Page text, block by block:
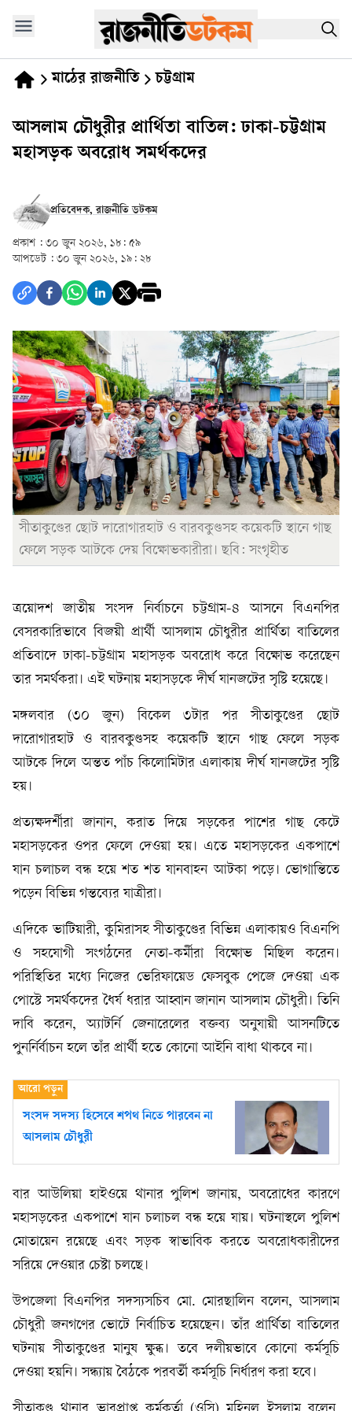
মাঠের রাজনীতি চট্টগ্রাম
আসলাম চৌধুরীর প্রার্থিতা বাতিল: ঢাকা-চট্টগ্রাম
মহাসড়ক অবরোধ সমর্থকদের
প্রতিবেদক, রাজনীতি ডটকম
প্রকাশ : ৩০ জুন ২০২৬, ১৮: ৫৯
আপডেট : ৩০ জুন ২০২৬, ১৯: ২৮
সীতাকুণ্ডের ছোট দারোগারহাট ও বারবকুণ্ডসহ কয়েকটি স্থানে গাছ
ফেলে সড়ক আটকে দেয় বিক্ষোভকারীরা। ছবি: সংগৃহীত
ত্রয়োদশ জাতীয় সংসদ নির্বাচনে চট্টগ্রাম-৪ আসনে বিএনপির
বেসরকারিভাবে বিজয়ী প্রার্থী আসলাম চৌধুরীর প্রার্থিতা বাতিলের
প্রতিবাদে ঢাকা-চট্টগ্রাম মহাসড়ক অবরোধ করে বিক্ষোভ করেছেন
তার সমর্থকরা। এই ঘটনায় মহাসড়কে দীর্ঘ যানজটের সৃষ্টি হয়েছে।
মঙ্গলবার (৩০ জুন) বিকেল ৩টার পর সীতাকুণ্ডের ছোট
দারোগারহাট ও বারবকুণ্ডসহ কয়েকটি স্থানে গাছ ফেলে সড়ক
আটকে দিলে অন্তত পাঁচ কিলোমিটার এলাকায় দীর্ঘ যানজটের সৃষ্টি
হয়।
প্রত্যক্ষদর্শীরা জানান, করাত দিয়ে সড়কের পাশের গাছ কেটে
মহাসড়কের ওপর ফেলে দেওয়া হয়। এতে মহাসড়কের একপাশে
যান চলাচল বন্ধ হয়ে শত শত যানবাহন আটকা পড়ে। ভোগান্তিতে
পড়েন বিভিন্ন গন্তব্যের যাত্রীরা।
এদিকে ভাটিয়ারী, কুমিরাসহ সীতাকুণ্ডের বিভিন্ন এলাকায়ও বিএনপি
ও সহযোগী সংগঠনের নেতা-কর্মীরা বিক্ষোভ মিছিল করেন।
পরিস্থিতির মধ্যে নিজের ভেরিফায়েড ফেসবুক পেজে দেওয়া এক
পোস্টে সমর্থকদের ধৈর্য ধরার আহ্বান জানান আসলাম চৌধুরী। তিনি
দাবি করেন, অ্যাটর্নি জেনারেলের বক্তব্য অনুযায়ী আসনটিতে
পুনর্নির্বাচন হলে তাঁর প্রার্থী হতে কোনো আইনি বাধা থাকবে না।
সংসদ সদস্য হিসেবে শপথ নিতে পারবেন না
আসলাম চৌধুরী
বার আউলিয়া হাইওয়ে থানার পুলিশ জানায়, অবরোধের কারণে
মহাসড়কের একপাশে যান চলাচল বন্ধ হয়ে যায়। ঘটনাস্থলে পুলিশ
মোতায়েন রয়েছে এবং সড়ক স্বাভাবিক করতে অবরোধকারীদের
সরিয়ে দেওয়ার চেষ্টা চলছে।
উপজেলা বিএনপির সদস্যসচিব মো. মোরছালিন বলেন, আসলাম
চৌধুরী জনগণের ভোটে নির্বাচিত হয়েছেন। তাঁর প্রার্থিতা বাতিলের
ঘটনায় সীতাকুণ্ডের মানুষ ক্ষুব্ধ। তবে দলীয়ভাবে কোনো কর্মসূচি
দেওয়া হয়নি। সন্ধ্যায় বৈঠকে পরবর্তী কর্মসূচি নির্ধারণ করা হবে।